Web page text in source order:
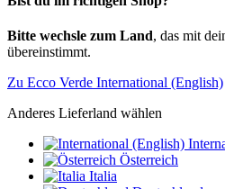
Bitte wechsle zum Land, das mit
übereinstimmt.
Zu Ecco Verde International (English)
Anderes Lieferland wählen
Österreich
Italia